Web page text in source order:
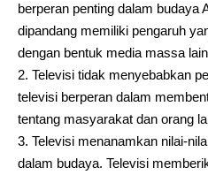
berperan penting dalam budaya
dipandang memiliki pengaruh
dengan bentuk media massa
Televisi tidak menyebabkan
televisi berperan dalam
tentang masyarakat dan orang
Televisi menanamkan nilai-
dalam budaya. Televisi